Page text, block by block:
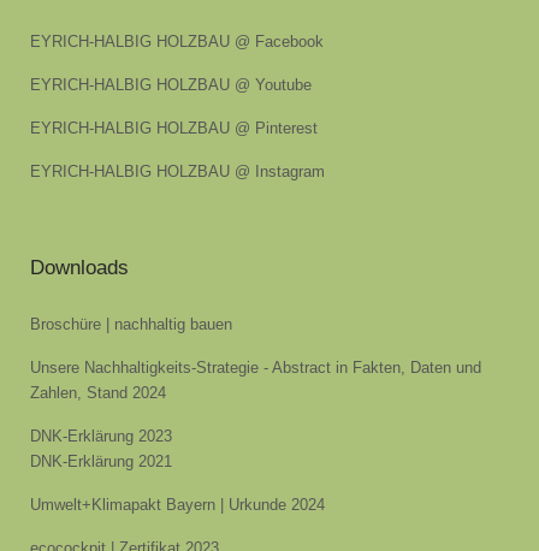
EYRICH-HALBIG HOLZBAU @ Facebook
EYRICH-HALBIG HOLZBAU @ Youtube
EYRICH-HALBIG HOLZBAU @ Pinterest
EYRICH-HALBIG HOLZBAU @ Instagram
Downloads
Broschüre | nachhaltig bauen
Unsere Nachhaltigkeits-Strategie - Abstract in Fakten, Daten und
Zahlen, Stand 2024
DNK-Erklärung 2023
DNK-Erklärung 2021
Umwelt+Klimapakt Bayern | Urkunde 2024